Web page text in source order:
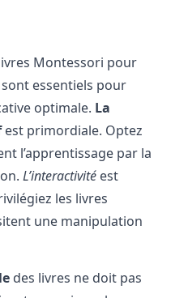
Montessori pour
essentiels pour
optimale. La
est primordiale. Optez
l’apprentissage par la
L’interactivité est
les livres
une manipulation
des livres ne doit pas